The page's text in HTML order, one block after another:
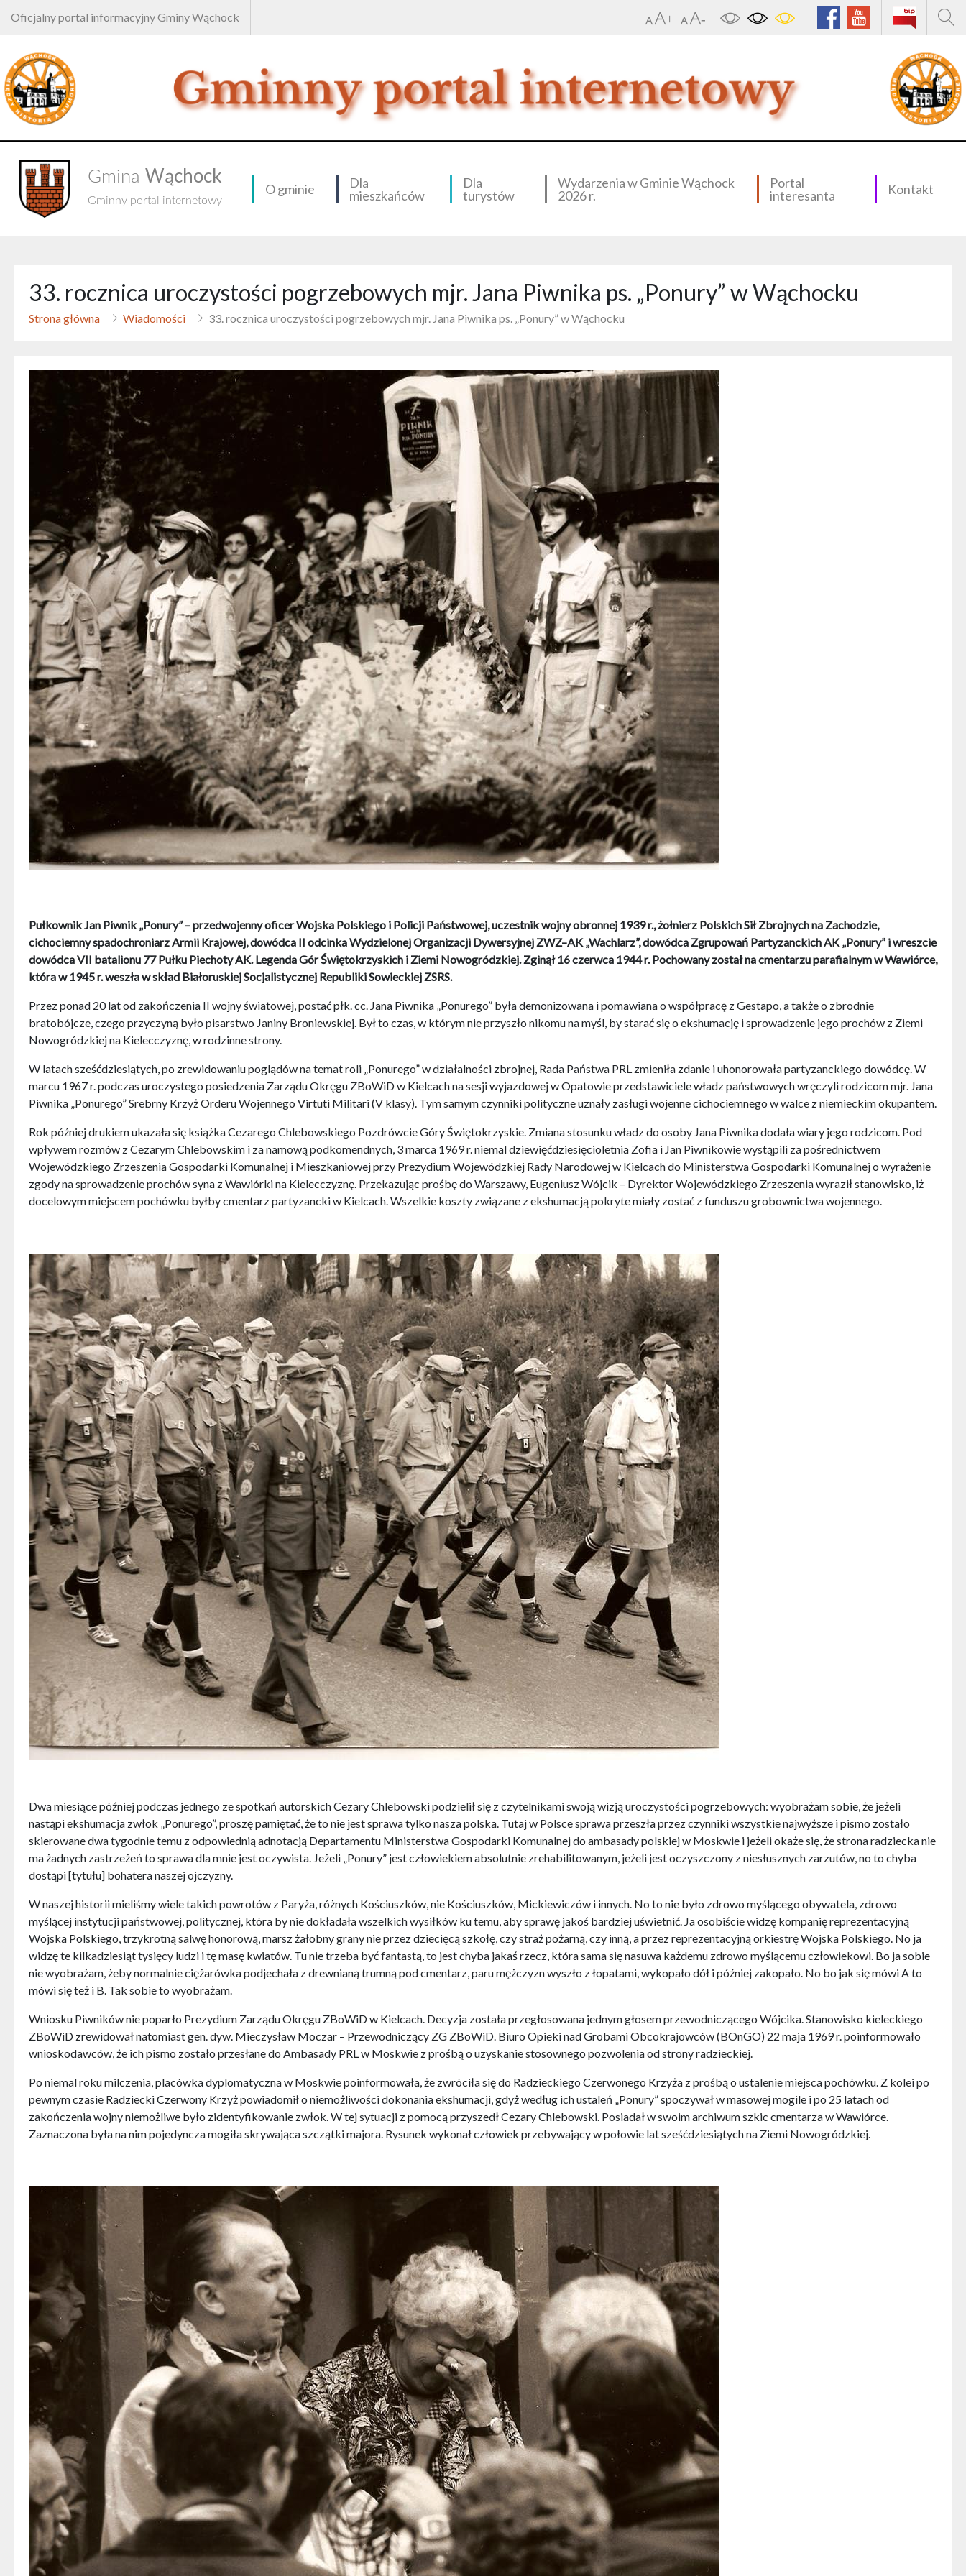
Oficjalny portal informacyjny Gminy Wąchock
Gmina Wąchock
Gminny portal internetowy
O gminie
Dla
mieszkańców
Dla
turystów
Wydarzenia w Gminie Wąchock
2026 r.
Portal
interesanta
Kontakt
33. rocznica uroczystości pogrzebowych mjr. Jana Piwnika ps. „Ponury” w Wąchocku
Strona główna Wiadomości 33. rocznica uroczystości pogrzebowych mjr. Jana Piwnika ps. „Ponury” w Wąchocku
Pułkownik Jan Piwnik „Ponury” – przedwojenny oficer Wojska Polskiego i Policji Państwowej, uczestnik wojny obronnej 1939 r., żołnierz Polskich Sił Zbrojnych na Zachodzie,
cichociemny spadochroniarz Armii Krajowej, dowódca II odcinka Wydzielonej Organizacji Dywersyjnej ZWZ–AK „Wachlarz”, dowódca Zgrupowań Partyzanckich AK „Ponury” i wreszcie
dowódca VII batalionu 77 Pułku Piechoty AK. Legenda Gór Świętokrzyskich i Ziemi Nowogródzkiej. Zginął 16 czerwca 1944 r. Pochowany został na cmentarzu parafialnym w Wawiórce,
która w 1945 r. weszła w skład Białoruskiej Socjalistycznej Republiki Sowieckiej ZSRS.
Przez ponad 20 lat od zakończenia II wojny światowej, postać płk. cc. Jana Piwnika „Ponurego” była demonizowana i pomawiana o współpracę z Gestapo, a także o zbrodnie
bratobójcze, czego przyczyną było pisarstwo Janiny Broniewskiej. Był to czas, w którym nie przyszło nikomu na myśl, by starać się o ekshumację i sprowadzenie jego prochów z Ziemi
Nowogródzkiej na Kielecczyznę, w rodzinne strony.
W latach sześćdziesiątych, po zrewidowaniu poglądów na temat roli „Ponurego” w działalności zbrojnej, Rada Państwa PRL zmieniła zdanie i uhonorowała partyzanckiego dowódcę. W
marcu 1967 r. podczas uroczystego posiedzenia Zarządu Okręgu ZBoWiD w Kielcach na sesji wyjazdowej w Opatowie przedstawiciele władz państwowych wręczyli rodzicom mjr. Jana
Piwnika „Ponurego” Srebrny Krzyż Orderu Wojennego Virtuti Militari (V klasy). Tym samym czynniki polityczne uznały zasługi wojenne cichociemnego w walce z niemieckim okupantem.
Rok później drukiem ukazała się książka Cezarego Chlebowskiego Pozdrówcie Góry Świętokrzyskie. Zmiana stosunku władz do osoby Jana Piwnika dodała wiary jego rodzicom. Pod
wpływem rozmów z Cezarym Chlebowskim i za namową podkomendnych, 3 marca 1969 r. niemal dziewięćdziesięcioletnia Zofia i Jan Piwnikowie wystąpili za pośrednictwem
Wojewódzkiego Zrzeszenia Gospodarki Komunalnej i Mieszkaniowej przy Prezydium Wojewódzkiej Rady Narodowej w Kielcach do Ministerstwa Gospodarki Komunalnej o wyrażenie
zgody na sprowadzenie prochów syna z Wawiórki na Kielecczyznę. Przekazując prośbę do Warszawy, Eugeniusz Wójcik – Dyrektor Wojewódzkiego Zrzeszenia wyraził stanowisko, iż
docelowym miejscem pochówku byłby cmentarz partyzancki w Kielcach. Wszelkie koszty związane z ekshumacją pokryte miały zostać z funduszu grobownictwa wojennego.
Dwa miesiące później podczas jednego ze spotkań autorskich Cezary Chlebowski podzielił się z czytelnikami swoją wizją uroczystości pogrzebowych: wyobrażam sobie, że jeżeli
nastąpi ekshumacja zwłok „Ponurego”, proszę pamiętać, że to nie jest sprawa tylko nasza polska. Tutaj w Polsce sprawa przeszła przez czynniki wszystkie najwyższe i pismo zostało
skierowane dwa tygodnie temu z odpowiednią adnotacją Departamentu Ministerstwa Gospodarki Komunalnej do ambasady polskiej w Moskwie i jeżeli okaże się, że strona radziecka nie
ma żadnych zastrzeżeń to sprawa dla mnie jest oczywista. Jeżeli „Ponury” jest człowiekiem absolutnie zrehabilitowanym, jeżeli jest oczyszczony z niesłusznych zarzutów, no to chyba
dostąpi [tytułu] bohatera naszej ojczyzny.
W naszej historii mieliśmy wiele takich powrotów z Paryża, różnych Kościuszków, nie Kościuszków, Mickiewiczów i innych. No to nie było zdrowo myślącego obywatela, zdrowo
myślącej instytucji państwowej, politycznej, która by nie dokładała wszelkich wysiłków ku temu, aby sprawę jakoś bardziej uświetnić. Ja osobiście widzę kompanię reprezentacyjną
Wojska Polskiego, trzykrotną salwę honorową, marsz żałobny grany nie przez dziecięcą szkołę, czy straż pożarną, czy inną, a przez reprezentacyjną orkiestrę Wojska Polskiego. No ja
widzę te kilkadziesiąt tysięcy ludzi i tę masę kwiatów. Tu nie trzeba być fantastą, to jest chyba jakaś rzecz, która sama się nasuwa każdemu zdrowo myślącemu człowiekowi. Bo ja sobie
nie wyobrażam, żeby normalnie ciężarówka podjechała z drewnianą trumną pod cmentarz, paru mężczyzn wyszło z łopatami, wykopało dół i później zakopało. No bo jak się mówi A to
mówi się też i B. Tak sobie to wyobrażam.
Wniosku Piwników nie poparło Prezydium Zarządu Okręgu ZBoWiD w Kielcach. Decyzja została przegłosowana jednym głosem przewodniczącego Wójcika. Stanowisko kieleckiego
ZBoWiD zrewidował natomiast gen. dyw. Mieczysław Moczar – Przewodniczący ZG ZBoWiD. Biuro Opieki nad Grobami Obcokrajowców (BOnGO) 22 maja 1969 r. poinformowało
wnioskodawców, że ich pismo zostało przesłane do Ambasady PRL w Moskwie z prośbą o uzyskanie stosownego pozwolenia od strony radzieckiej.
Po niemal roku milczenia, placówka dyplomatyczna w Moskwie poinformowała, że zwróciła się do Radzieckiego Czerwonego Krzyża z prośbą o ustalenie miejsca pochówku. Z kolei po
pewnym czasie Radziecki Czerwony Krzyż powiadomił o niemożliwości dokonania ekshumacji, gdyż według ich ustaleń „Ponury” spoczywał w masowej mogile i po 25 latach od
zakończenia wojny niemożliwe było zidentyfikowanie zwłok. W tej sytuacji z pomocą przyszedł Cezary Chlebowski. Posiadał w swoim archiwum szkic cmentarza w Wawiórce.
Zaznaczona była na nim pojedyncza mogiła skrywająca szczątki majora. Rysunek wykonał człowiek przebywający w połowie lat sześćdziesiątych na Ziemi Nowogródzkiej.